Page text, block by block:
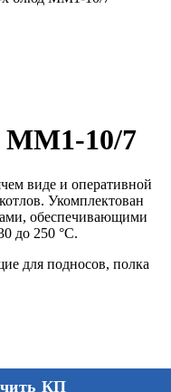
10/7
виде и оперативной
Укомплектован
обеспечивающими
до 250 °С.
для подносов, полка
КП